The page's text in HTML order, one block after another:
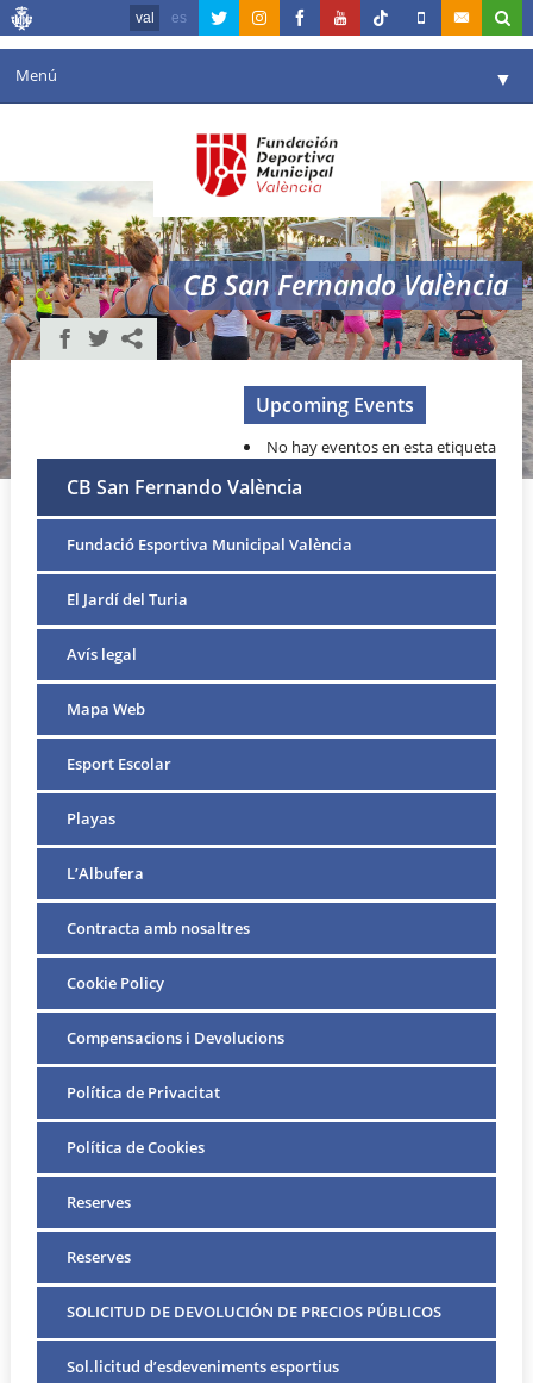
val es
Menú ▼
Agenda
Instal·lacions ▼
Comunicació ▼
València en esport ▼
CB San Fernando València
Upcoming Events
No hay eventos en esta etiqueta
CB San Fernando València
Fundació Esportiva Municipal València
El Jardí del Turia
Avís legal
Mapa Web
Esport Escolar
Playas
L’Albufera
Contracta amb nosaltres
Cookie Policy
Compensacions i Devolucions
Política de Privacitat
Política de Cookies
Reserves
Reserves
SOLICITUD DE DEVOLUCIÓN DE PRECIOS PÚBLICOS
Sol.licitud d’esdeveniments esportius